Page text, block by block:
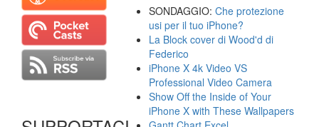
SONDAGGIO:Che protezione
usi per il tuo iPhone?
La Block cover di Wood'd di
Federico
iPhone X 4k Video VS
Professional Video Camera
Show Off the Inside of Your
iPhone X with These Wallpapers